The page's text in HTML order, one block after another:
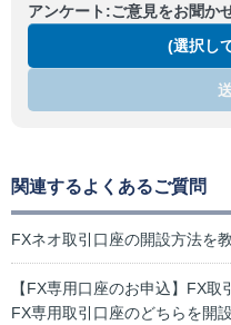
アンケート:ご意見をお聞か
(選択し
関連するよくあるご質問
FXネオ取引口座の開設方法を
【FX専用口座のお申込】FX
FX専用取引口座のどちらを開